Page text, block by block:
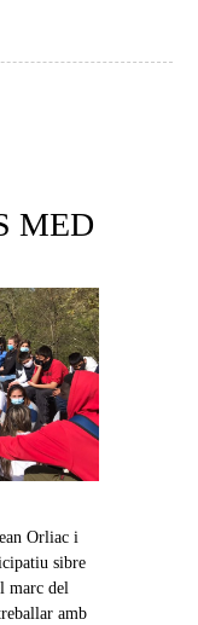
MED
Orliac i
sibre
marc del
amb